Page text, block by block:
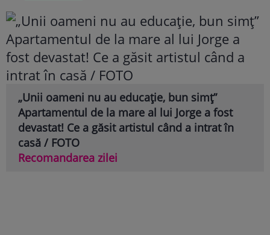
„Unii oameni nu au educație, bun simț”
Apartamentul de la mare al lui Jorge a fost
devastat! Ce a găsit artistul când a intrat în
casă / FOTO
Recomandarea zilei